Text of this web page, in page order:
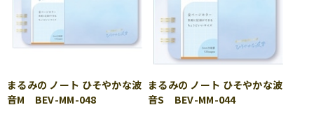
まるみの ノート ひそやかな波
音M BEV-MM-048
まるみの ノート ひそやかな波
音S BEV-MM-044